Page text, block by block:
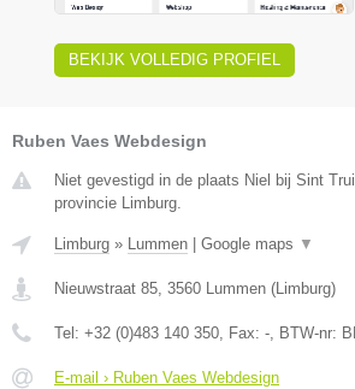
BEKIJK VOLLEDIG PROFIEL
Ruben Vaes Webdesign
Niet gevestigd in de plaats Niel bij Sint
provincie Limburg.
Limburg » Lummen Google maps ▼
Nieuwstraat 85, 3560 Lummen (Limburg)
Tel: +32 (0)483 140 350, Fax: -, BTW-nr:
E-mail › Ruben Vaes Webdesign